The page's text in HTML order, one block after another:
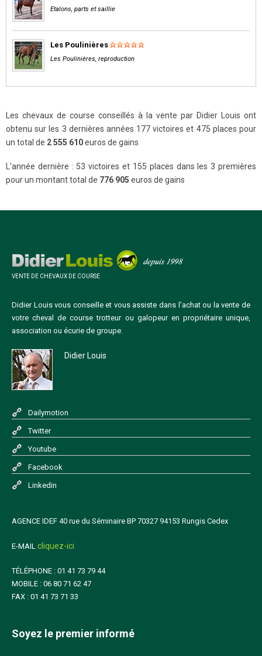
Etalons, parts et saillie
Les Poulinières
Les Poulinières, reproduction
Les chevaux de course conseillés à la vente par Didier Louis ont
obtenu sur les 3 dernières années 177 victoires et 475 places pour
un total de 2 555 610euros de gains
L'année dernière : 53 victoires et 155 places dans les 3 premières
pour un montant total de 776 905 euros de gains
VENTE DE CHEVAUX DE COURSE
Didier Louis vous conseille et vous assiste dans l'achat ou la vente de
votre cheval de course trotteur ou galopeur en propriétaire unique,
association ou écurie de groupe.
Didier Louis
Dailymotion
Twitter
Youtube
Facebook
Linkedin
AGENCE IDEF 40 rue du Séminaire BP 70327 94153 Rungis Cedex
E-MAIL cliquez-ici
TÉLÉPHONE : 01 41 73 79 44
MOBILE : 06 80 71 62 47
FAX : 01 41 73 71 33
Soyez le premier informé